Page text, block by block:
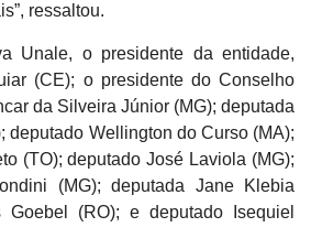
ressaltou.
Unale, o presidente da entidade,
(CE); o presidente do Conselho
da Silveira Júnior (MG); deputada
deputado Wellington do Curso (MA);
(TO); deputado José Laviola (MG);
(MG); deputada Jane Klebia
Goebel (RO); e deputado Isequiel